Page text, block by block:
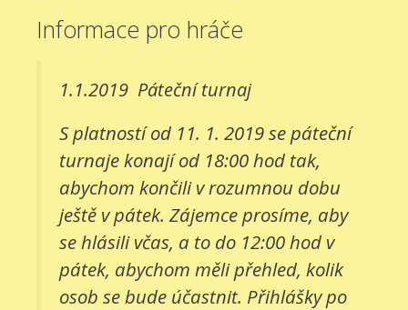
Informace pro hráče
1.1.2019 Páteční turnaj
S platností od 11. 1. 2019 se páteční
turnaje konají od 18:00 hod tak,
abychom končili v rozumnou dobu
ještě v pátek. Zájemce prosíme, aby
se hlásili včas, a to do 12:00 hod v
pátek, abychom měli přehled, kolik
osob se bude účastnit. Přihlášky po